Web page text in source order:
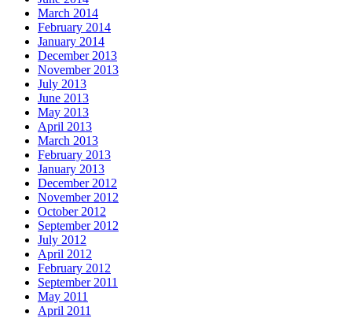
March 2014
February 2014
January 2014
December 2013
November 2013
July 2013
June 2013
May 2013
April 2013
March 2013
February 2013
January 2013
December 2012
November 2012
October 2012
September 2012
July 2012
April 2012
February 2012
September 2011
May 2011
April 2011